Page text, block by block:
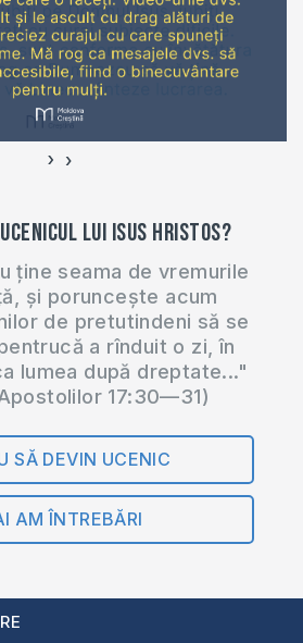
‹ ›
lui Isus Hristos?
ține seama de vremurile
și poruncește acum
de pretutindeni să se
a rînduit o zi, în
lumea după dreptate..."
17:30—31)
SĂ DEVIN UCENIC
AM ÎNTREBĂRI